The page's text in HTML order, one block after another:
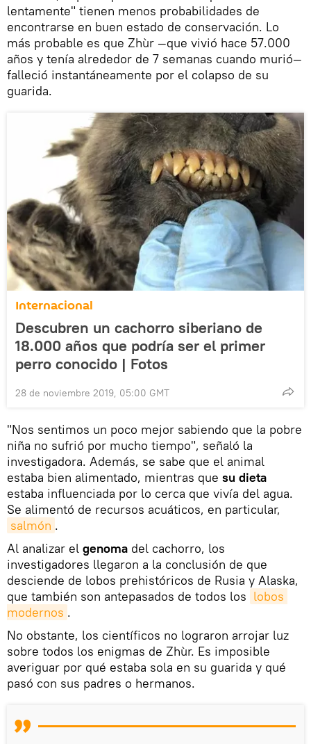
lentamente" tienen menos probabilidades de
encontrarse en buen estado de conservación. Lo
más probable es que Zhùr —que vivió hace 57.000
años y tenía alrededor de 7 semanas cuando murió—
falleció instantáneamente por el colapso de su
guarida.
Internacional
Descubren un cachorro siberiano de
18.000 años que podría ser el primer
perro conocido | Fotos
28 de noviembre 2019, 05:00 GMT
"Nos sentimos un poco mejor sabiendo que la pobre
niña no sufrió por mucho tiempo", señaló la
investigadora. Además, se sabe que el animal
estaba bien alimentado, mientras que su dieta
estaba influenciada por lo cerca que vivía del agua.
Se alimentó de recursos acuáticos, en particular,
salmón .
Al analizar el genoma del cachorro, los
investigadores llegaron a la conclusión de que
desciende de lobos prehistóricos de Rusia y Alaska,
que también son antepasados de todos los lobos
modernos .
No obstante, los científicos no lograron arrojar luz
sobre todos los enigmas de Zhùr. Es imposible
averiguar por qué estaba sola en su guarida y qué
pasó con sus padres o hermanos.